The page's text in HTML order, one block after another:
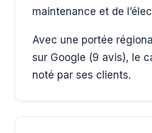
maintenance et de
Avec une portée
sur Google (9 avis), le
noté par ses clients.